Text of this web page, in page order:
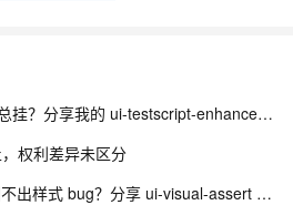
AI 测试提效 ｜ 脚本能跑但总挂？分享我的 ui-testscript-enhancer + Skill UI 自动化健壮性增强方案
权利差异未区分
AI 测试提效 ｜ UI 自动化测不出样式 bug？分享 ui-visual-assert + Skill 视觉断言与多浏览器适配方案